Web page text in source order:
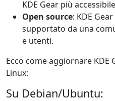
KDE Gear più
Open source: KDE
supportato da una
e utenti.
Ecco come aggiornare
Linux:
Su Debian/Ubuntu: